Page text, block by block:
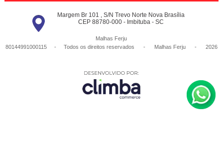
Margem Br 101 , S/N Trevo Norte Nova Brasília
CEP 88780-000 - Imbituba - SC
Malhas Ferju
80144991000115 - Todos os direitos reservados
- Malhas Ferju - 2026